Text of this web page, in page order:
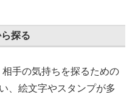
探る
手の気持ちを探るための
、絵文字やスタンプが多